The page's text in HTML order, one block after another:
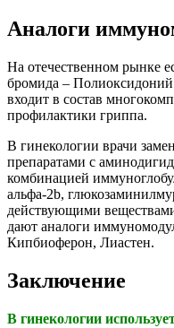
Аналоги
На отечественном рынке
бромида –
входит в состав
профилактики гриппа.
В гинекологии врачи
препаратами с
комбинацией
альфа-2b,
действующими
дают аналоги
Кипбиоферон, Лиастен.
Заключение
В гинекологии